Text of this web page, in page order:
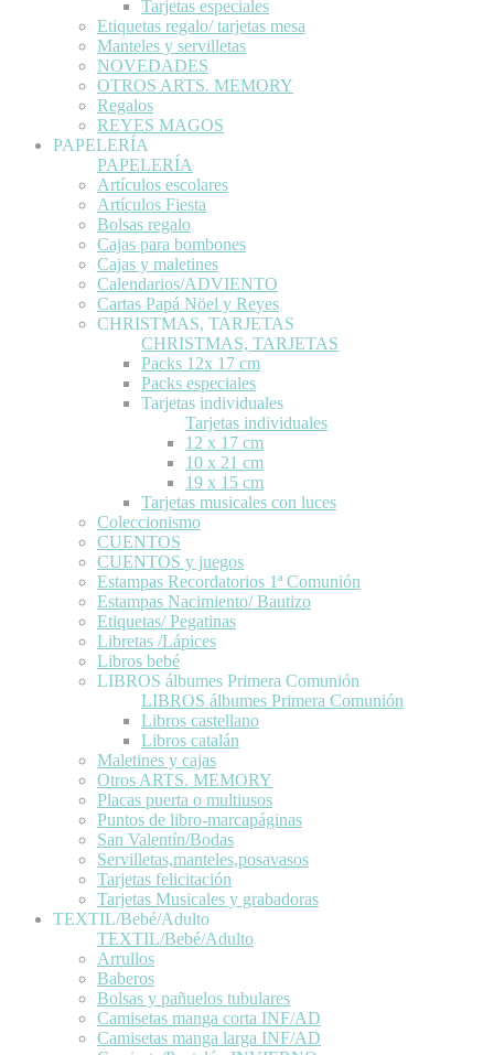
Tarjetas especiales
Etiquetas regalo/ tarjetas mesa
Manteles y servilletas
NOVEDADES
OTROS ARTS. MEMORY
Regalos
REYES MAGOS
PAPELERÍA
PAPELERÍA
Artículos escolares
Artículos Fiesta
Bolsas regalo
Cajas para bombones
Cajas y maletines
Calendarios/ADVIENTO
Cartas Papá Nöel y Reyes
CHRISTMAS, TARJETAS
CHRISTMAS, TARJETAS
Packs 12x 17 cm
Packs especiales
Tarjetas individuales
Tarjetas individuales
12 x 17 cm
10 x 21 cm
19 x 15 cm
Tarjetas musicales con luces
Coleccionismo
CUENTOS
CUENTOS y juegos
Estampas Recordatorios 1ª Comunión
Estampas Nacimiento/ Bautizo
Etiquetas/ Pegatinas
Libretas /Lápices
Libros bebé
LIBROS álbumes Primera Comunión
LIBROS álbumes Primera Comunión
Libros castellano
Libros catalán
Maletines y cajas
Otros ARTS. MEMORY
Placas puerta o multiusos
Puntos de libro-marcapáginas
San Valentín/Bodas
Servilletas,manteles,posavasos
Tarjetas felicitación
Tarjetas Musicales y grabadoras
TEXTIL/Bebé/Adulto
TEXTIL/Bebé/Adulto
Arrullos
Baberos
Bolsas y pañuelos tubulares
Camisetas manga corta INF/AD
Camisetas manga larga INF/AD